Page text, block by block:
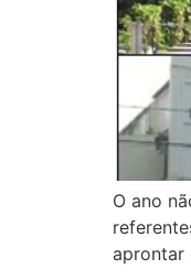
O ano
aprontar